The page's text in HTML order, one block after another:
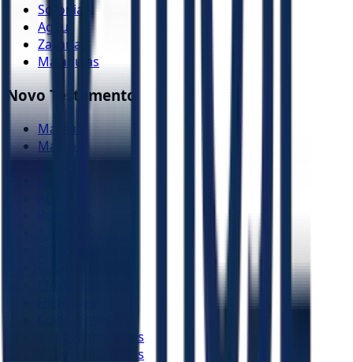
Sofonias
Ageu
Zacarias
Malaquias
Novo Testamento
Mateus
Marcos
1 Tessalonicenses
2 Tessalonicenses